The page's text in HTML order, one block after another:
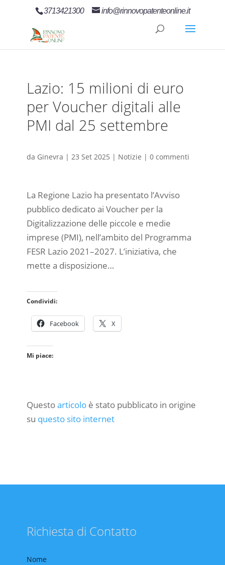
3713421300 info@rinnovopatenteonline.it
Lazio: 15 milioni di euro
per Voucher digitali alle
PMI dal 25 settembre
da Ginevra | 23 Set 2025 | Notizie | 0 commenti
La Regione Lazio ha presentato l’Avviso
pubblico dedicato ai Voucher per la
Digitalizzazione delle piccole e medie
imprese (PMI), nell’ambito del Programma
FESR Lazio 2021–2027. L’iniziativa, che
mette a disposizione…
Condividi:
Facebook X
Mi piace:
Questoarticoloè stato pubblicato in origine
su questo sito internet
Richiesta di Contatto
Nome